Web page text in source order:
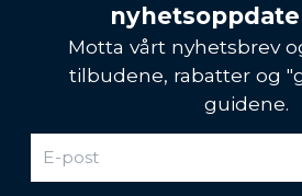
Motta vårt nyhetsbrev
tilbudene, rabatter og
guidene.